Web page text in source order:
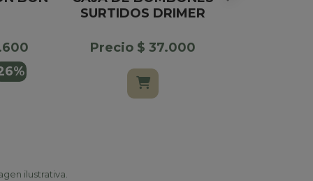
SURTIDOS DRIMER
Precio $ 37.000
ilustrativa.